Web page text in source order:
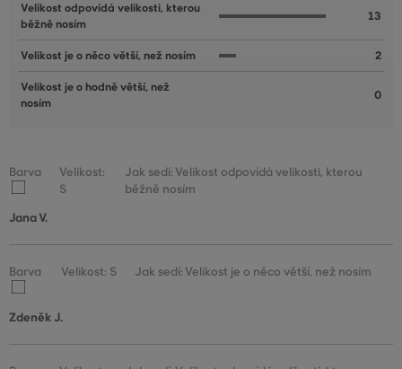
Velikost odpovídá velikosti, kterou
běžně nosím
13
Velikost je o něco větší, než nosím 2
Velikost je o hodně větší, než
nosím
0
Barva
Velikost:
S
Jak sedí: Velikost odpovídá velikosti, kterou
běžně nosím
Jana V.
Barva Velikost: S Jak sedí: Velikost je o něco větší, než nosím
Zdeněk J.